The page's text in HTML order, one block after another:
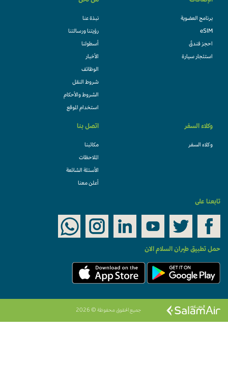
برنامج العضوية
eSIM
احجز فندقً
استئجار سيارة
نبذة عنا
رؤيتنا ورسالتنا
أسطولنا
الأخبار
الوظائف
شروط النقل
الشروط والأحكام
استخدام الموقع
وكلاء السفر
وكلاء السفر
اتصل بنا
مكاتبنا
الملاحظات
الأسئلة الشائعة
أعلن معنا
تابعنا على
حمل تطبيق طيران السلام الان
جميع الحقوق محفوظة © 2026